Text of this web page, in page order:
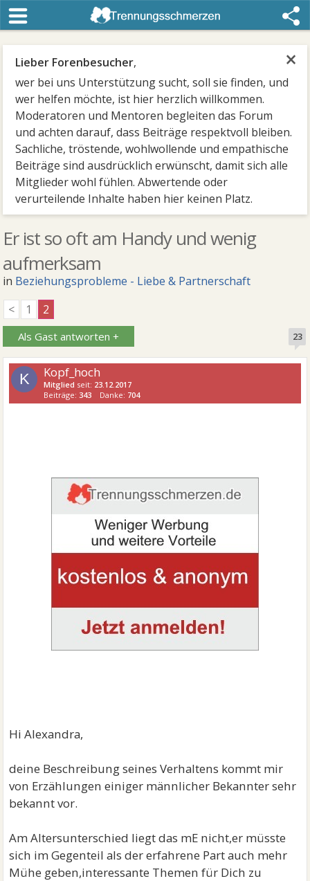
×
Lieber Forenbesucher,
wer bei uns Unterstützung sucht, soll sie finden, und
wer helfen möchte, ist hier herzlich willkommen.
Moderatoren und Mentoren begleiten das Forum
und achten darauf, dass Beiträge respektvoll bleiben.
Sachliche, tröstende, wohlwollende und empathische
Beiträge sind ausdrücklich erwünscht, damit sich alle
Mitglieder wohl fühlen. Abwertende oder
verurteilende Inhalte haben hier keinen Platz.
Er ist so oft am Handy und wenig
aufmerksam
in Beziehungsprobleme - Liebe & Partnerschaft
<
1 2
Als Gast antworten + 23
K Kopf_hoch
Mitglied seit: 23.12.2017
Beiträge:343 Danke: 704
Hi Alexandra,
deine Beschreibung seines Verhaltens kommt mir
von Erzählungen einiger männlicher Bekannter sehr
bekannt vor.
Am Altersunterschied liegt das mE nicht,er müsste
sich im Gegenteil als der erfahrene Part auch mehr
Mühe geben,interessante Themen für Dich zu